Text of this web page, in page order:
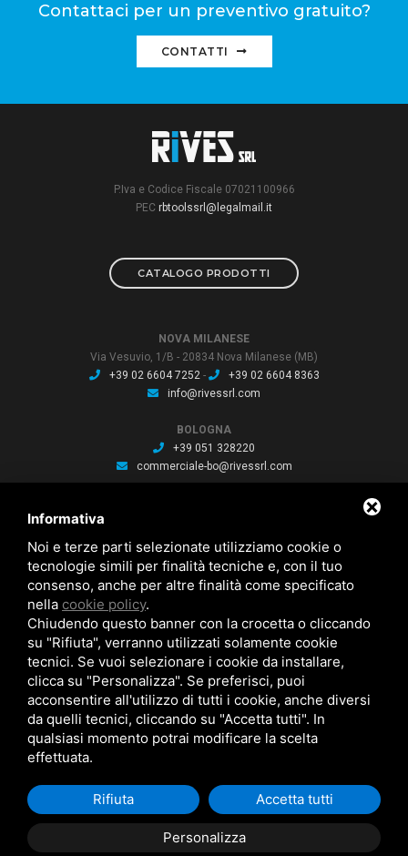
Contattaci per un preventivo gratuito?
CONTATTI
P.Iva e Codice Fiscale 07021100966
PEC rbtoolssrl@legalmail.it
CATALOGO PRODOTTI
NOVA MILANESE
Via Vesuvio, 1/B - 20834 Nova Milanese (MB)
+39 02 6604 7252-
+39 02 6604 8363
info@rivessrl.com
BOLOGNA
+39 051 328220
commerciale-bo@rivessrl.com
commerciale-pn@rivessrl.com
ULTIME NEWS
Nuova BP smart installata: Nuova BP smart installata
Nuova bussola Agathon: Nuova bussola Agathon per stampaggio
plastica
Brochure saldatura: Brochure saldatura Lase one WS fili per saldatura
Policy
Informativa
Noi e terze parti selezionate utilizziamo cookie o
tecnologie simili per finalità tecniche e, con il tuo
consenso, anche per altre finalità come specificato
nella cookie policy.
Chiudendo questo banner con la crocetta o cliccando
su "Rifiuta", verranno utilizzati solamente cookie
tecnici. Se vuoi selezionare i cookie da installare,
clicca su "Personalizza". Se preferisci, puoi
acconsentire all'utilizzo di tutti i cookie, anche diversi
da quelli tecnici, cliccando su "Accetta tutti". In
qualsiasi momento potrai modificare la scelta
effettuata.
Personalizza
Rifiuta Accetta tutti